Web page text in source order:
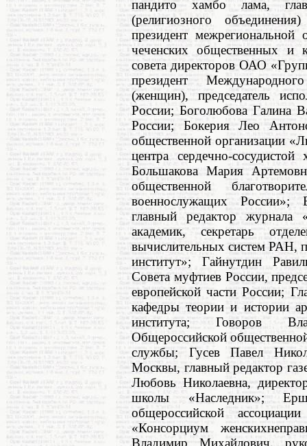
пандито хамбо лама,
(религиозного
президент межрегиональной
чеченских общественных и
совета директоров ОАО
президент
(женщин), председатель
России; Боголюбова Галина
России; Бокерия Лео
общественной организации
центра сердечно-
Большакова Мария
общественной
военнослужащих России»;
главный редактор журнала
академик, секретарь
вычислительных систем РАН,
институт»; Гайнутдин
Совета муфтиев России,
европейской части России;
кафедры теории и истории
института; Говоров
Общероссийской
службы; Гусев Павел
Москвы, главный редактор
Любовь Николаевна,
школы «Наследник»;
общероссийской
«Консорциум
Владимир Михайлович,